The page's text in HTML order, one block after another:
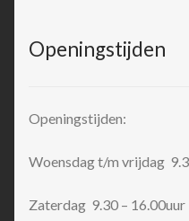
Openingstijden
Openingstijden:
Woensdag t/m vrijdag
Zaterdag 9.30 – 16.00uur